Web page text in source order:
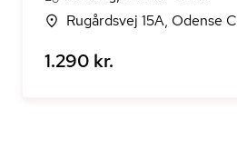
Rugårdsvej 15A, Odense C
1.290 kr.